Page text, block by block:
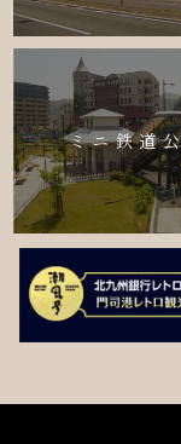
ミニ鉄道